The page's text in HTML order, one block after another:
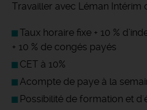
Travailler avec Léman Intérim
Taux horaire fixe + 10 %
+ 10 % de congés payés
CET à 10%
Acompte de paye à la
Possibilité de formation et